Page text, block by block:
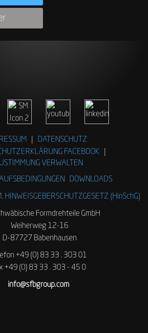
DATENSCHUTZ
FACEBOOK
VERWALTEN
DOWNLOADS
HINWEISGEBERSCHUTZGESETZ (HinSchG)
Formdrehteile GmbH
Weiherweg 12-16
D-87727 Babenhausen
+49 (0) 83 33 . 303 01
+49 (0) 83 33 . 303 - 45 0
info@sfbgroup.com